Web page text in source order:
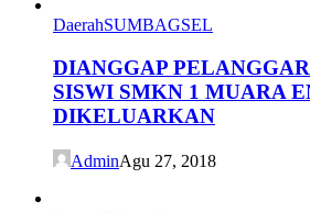
DaerahSUMBAGSEL
DIANGGAP
SISWI SMKN 1 MUARA
DIKELUARKAN
AdminAgu 27, 2018